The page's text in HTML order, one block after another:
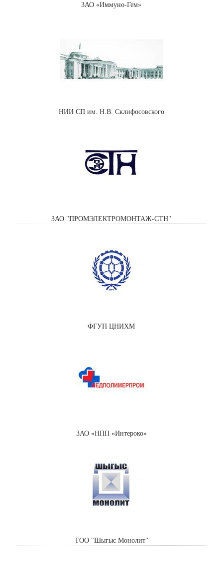
ЗАО «Иммуно-Гем»
НИИ СП им. Н.В. Склифосовского
ЗАО "ПРОМЭЛЕКТРОМОНТАЖ-СТН"
ФГУП ЦНИХМ
ЗАО «НПП «Интероко»
ТОО "Шыгыс Монолит"